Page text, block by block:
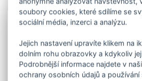
Info
Držák je ve spodní části zaslepen.
Držáky se standardně vyrábějí pro
soubory cookies, které sdílíme se
sociální média, inzerci a analýzu.
Jejich nastavení upravíte klikem na
dolním rohu obrazovky a kdykoliv
Podrobnější informace najdete v
ochrany osobních údajů a